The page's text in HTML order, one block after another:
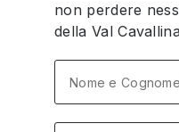
non perdere
della Val